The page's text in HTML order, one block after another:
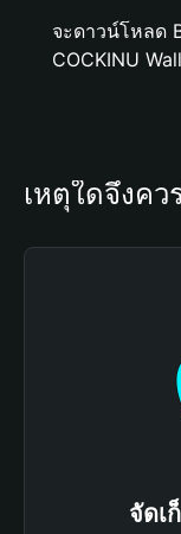
จะดาวน์โหลด
COCKINU
เหตุใดจึงคว
จัดเ